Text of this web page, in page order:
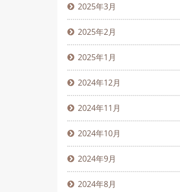
2025年3月
2025年2月
2025年1月
2024年12月
2024年11月
2024年10月
2024年9月
2024年8月